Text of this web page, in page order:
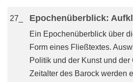
27_ Epochenüberblick:
Ein Epochenüberblick über
Form eines Fließtextes.
Politik und der Kunst und der
Zeitalter des Barock werden